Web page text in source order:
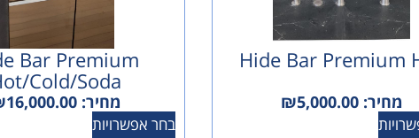
Hide Bar Premium
מחיר: ₪5,000.00
Bar Premium
cold/soda
מחיר: 16,000.00
בחר אפשרויות